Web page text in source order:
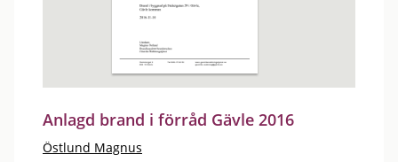
Anlagd brand i förråd Gävle 2016
Östlund Magnus